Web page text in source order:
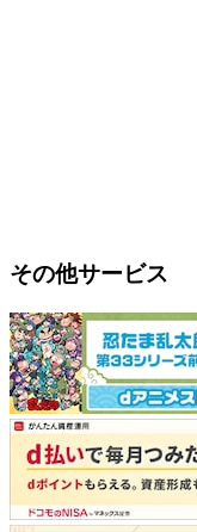
その他サービス